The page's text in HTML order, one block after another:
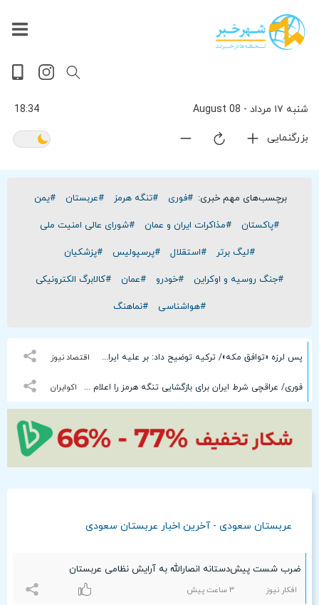
شنبه ۱۷ مرداد - 08 August 18:34
بزرگنمایی
پربیننده‌ترین
اخبار
آخرین
اخبار
پخش
داغ
ترین
سیاسی
ورزشی
اقتصادی
حوادث
گوناگون
تصویری
سلامت
جهان
فرهنگی
ویدیویی
بازار
برچسب‌های مهم خبری: #فوری #تنگه هرمز #عربستان #یمن
#پاکستان #مذاکرات ایران و عمان #شورای عالی امنیت ملی
#لیگ برتر #استقلال #پرسپولیس #پزشکیان
#جنگ روسیه و اوکراین #خودرو #عمان #کالابرگ الکترونیکی
#هواشناسی #نماهنگ
اقتصاد نیوز پس لرزه «توافق مکه»/ ترکیه توضیح داد: بر علیه ایران نیست
اکوایران فوری/ عراقچی شرط ایران برای بازگشایی تنگه هرمز را اعلام کرد+ جزئیات
عربستان سعودی - آخرین اخبار عربستان سعودی
ضرب شست پیش‌دستانه انصارالله به آرایش نظامی عربستان
افکار نیوز ٣ ساعت پيش